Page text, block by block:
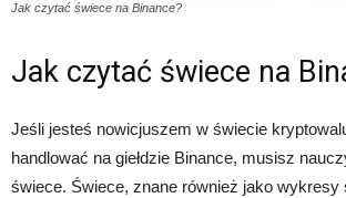
Jak czytać świece na Binance?
Jak czytać świece na
Jeśli jesteś nowicjuszem w świecie
handlować na giełdzie Binance, musisz
świece. Świece, znane również jako wykresy